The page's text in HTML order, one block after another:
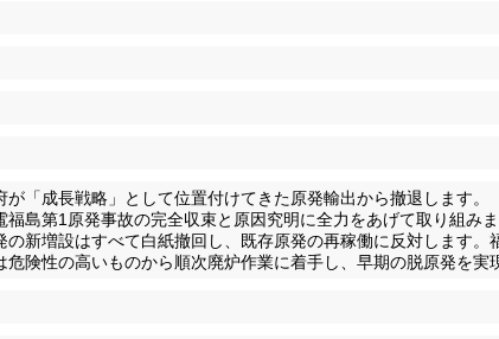
が「成長戦略」として位置付けてきた原発輸出から撤退します。
福島第1原発事故の完全収束と原因究明に全力をあげて取り組みま
の新増設はすべて白紙撤回し、既存原発の再稼働に反対します
危険性の高いものから順次廃炉作業に着手し、早期の脱原発を実